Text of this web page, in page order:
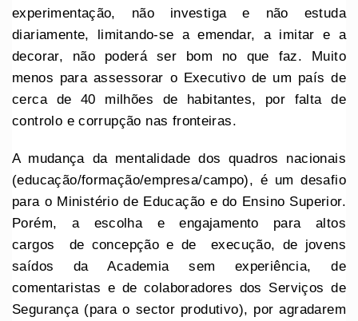
experimentação, não investiga e não estuda
diariamente, limitando-se a emendar, a imitar e a
decorar, não poderá ser bom no que faz. Muito
menos para assessorar o Executivo de um país de
cerca de 40 milhões de habitantes, por falta de
controlo e corrupção nas fronteiras.
A mudança da mentalidade dos quadros nacionais
(educação/formação/empresa/campo), é um desafio
para o Ministério de Educação e do Ensino Superior.
Porém, a escolha e engajamento para altos
cargos de concepção e de execução, de jovens
saídos da Academia sem experiência, de
comentaristas e de colaboradores dos Serviços de
Segurança (para o sector produtivo), por agradarem